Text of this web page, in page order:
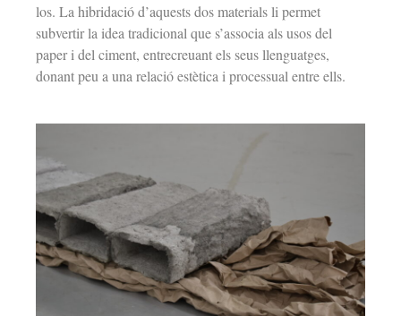
los. La hibridació d’aquests dos materials li permet
subvertir la idea tradicional que s’associa als usos del
paper i del ciment, entrecreuant els seus llenguatges,
donant peu a una relació estètica i processual entre ells.